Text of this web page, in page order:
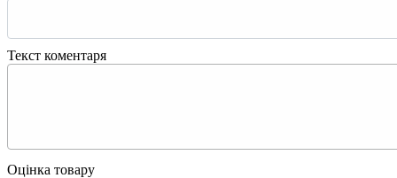
Текст коментаря
Оцінка товару